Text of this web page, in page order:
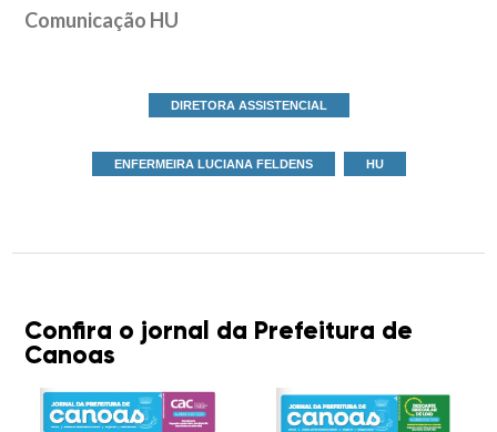
Comunicação HU
DIRETORA ASSISTENCIAL
ENFERMEIRA LUCIANA FELDENS HU
Confira o jornal da Prefeitura de
Canoas